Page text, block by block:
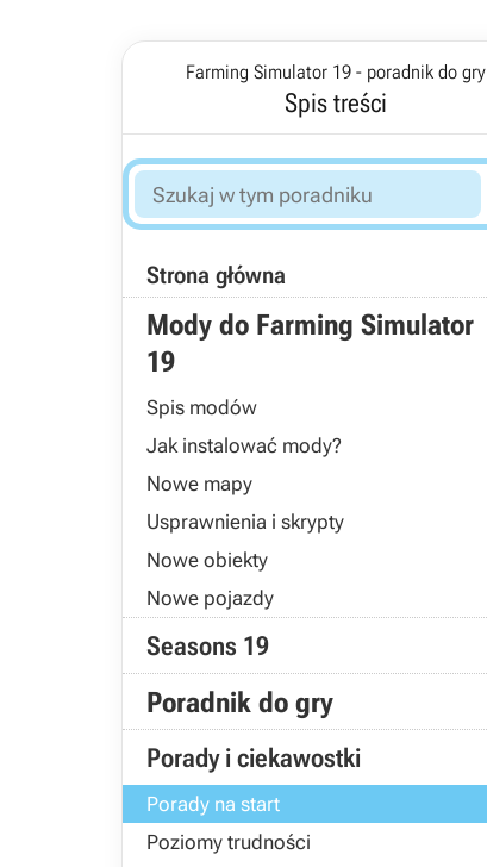
Farming Simulator 19 - poradnik do gry
Spis treści
Strona główna
Mody do Farming Simulator
19
Spis modów
Jak instalować mody?
Nowe mapy
Usprawnienia i skrypty
Nowe obiekty
Nowe pojazdy
Seasons 19
Poradnik do gry
Porady i ciekawostki
Porady na start
Poziomy trudności